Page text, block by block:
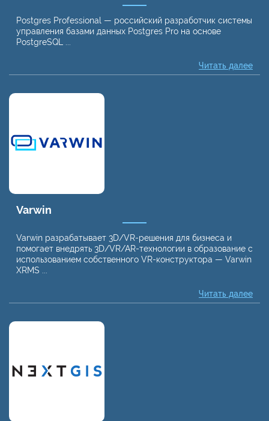
Postgres Professional — российский разработчик системы
управления базами данных Postgres Pro на основе
PostgreSQL ...
Читать далее
Varwin
Varwin разрабатывает 3D/VR-решения для бизнеса и
помогает внедрять 3D/VR/AR-технологии в образование с
использованием собственного VR-конструктора — Varwin
XRMS ...
Читать далее